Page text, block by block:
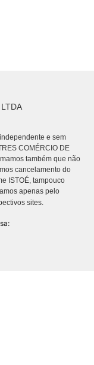
e sem
COMÉRCIO DE
também que não
cancelamento do
ISTOÉ, tampouco
apenas pelo
sites.